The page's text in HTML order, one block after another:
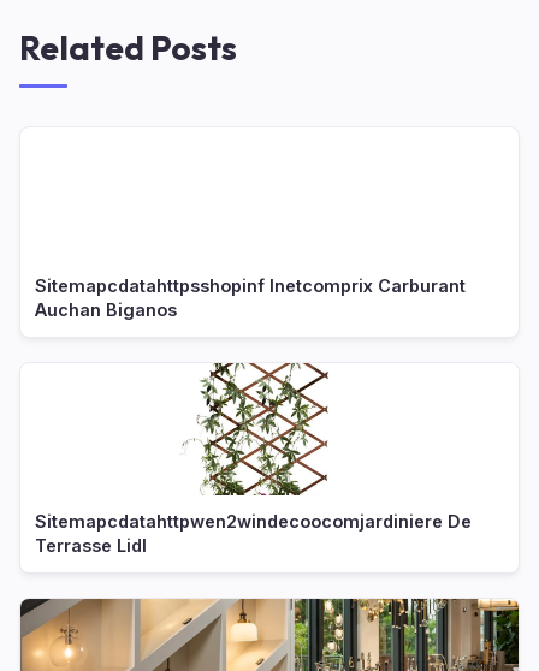
Related Posts
Sitemapcdatahttpsshopinf Inetcomprix Carburant
Auchan Biganos
Sitemapcdatahttpwen2windecoocomjardiniere De
Terrasse Lidl